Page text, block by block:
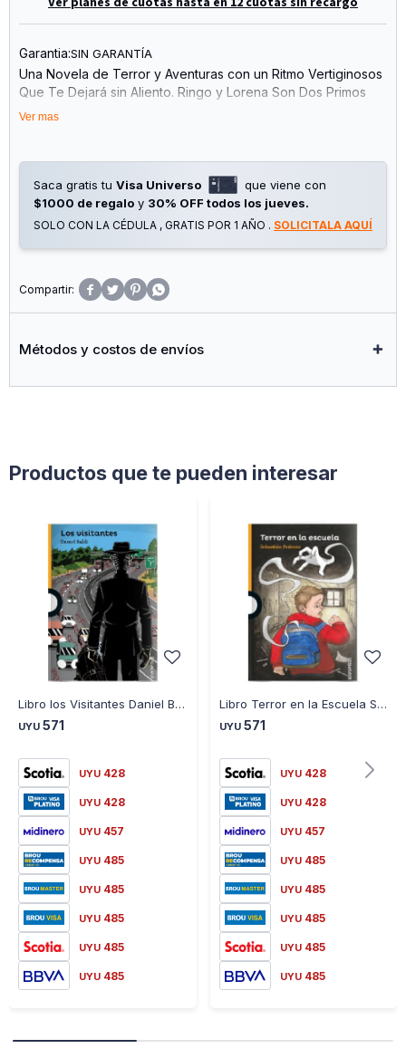
Garantia:SIN GARANTÍA
Una Novela de Terror y Aventuras con un Ritmo Vertiginosos
Que Te Dejará sin Aliento. Ringo y Lorena Son Dos Primos
muy Unidos. Juntos Deberán Salvarse de las Hordas Zombis
Misterioso Edificio Stellar. Allí, Entre Conjuros, Brujas y
Criaturas Espeluznantes, Contarán con la Ayuda de Martín, un
Joven Que Posee Información Capaz de Cambiar el Curso
de la Historia del Mundo.
Ver mas
Saca gratis tu Visa Universo
que viene con
$1000 de regalo y 30% OFF todos los jueves.
SOLO CON LA CÉDULA , GRATIS POR 1 AÑO . SOLICITALA AQUÍ
   
Métodos y costos de envíos
Productos que te pueden interesar
Libro los Visitantes Daniel Baldi
UYU 571
UYU 428
UYU 428
UYU 457
UYU 485
UYU 485
UYU 485
UYU 485
UYU 485
Libro Terror en la Escuela Sebastián Pedrozo
UYU 571
UYU 428
UYU 428
UYU 457
UYU 485
UYU 485
UYU 485
UYU 485
UYU 485